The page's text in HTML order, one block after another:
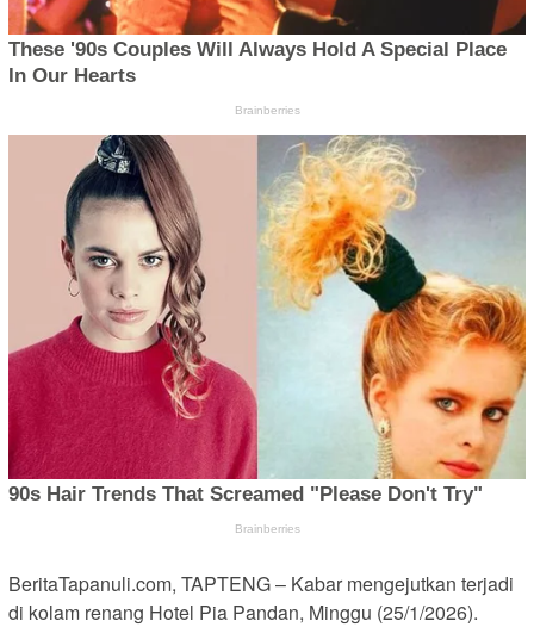
BeritaTapanuli.com, TAPTENG – Kabar mengejutkan terjadi
di kolam renang Hotel Pia Pandan, Minggu (25/1/2026).